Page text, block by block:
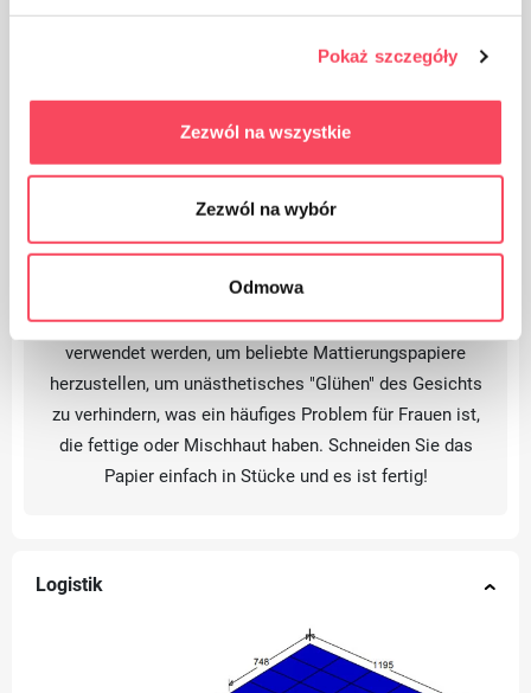
Pokaż szczegóły
Zezwól na wszystkie
Zezwól na wybór
Odmowa
Kann auf beiden Seiten verwendet werden
Gilt für
Backpapier wird ... kosmetisch verwendet. Es kann
verwendet werden, um beliebte Mattierungspapiere
herzustellen, um unästhetisches "Glühen" des Gesichts
zu verhindern, was ein häufiges Problem für Frauen ist,
die fettige oder Mischhaut haben. Schneiden Sie das
Papier einfach in Stücke und es ist fertig!
Logistik